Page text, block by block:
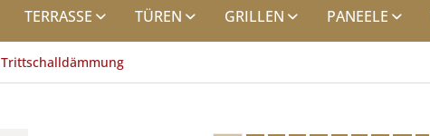
TERRASSE TÜREN GRILLEN PANEELE
Trittschalldämmung